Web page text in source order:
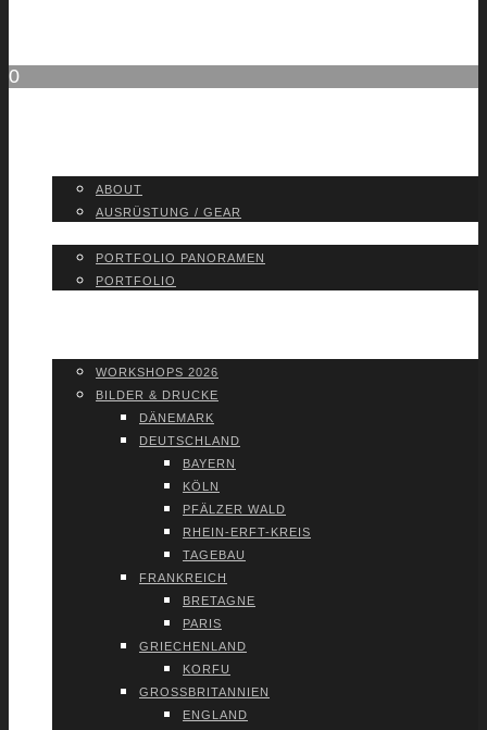
0
ABOUT
AUS­RÜS­TUNG / GEAR
PORT­FO­LIO PAN­ORA­MEN
PORT­FO­LIO
WORK­SHOPS 2026
BIL­DER & DRU­CKE
DÄNE­MARK
DEUTSCH­LAND
BAY­ERN
KÖLN
PFÄL­ZER WALD
RHEIN-ERFT-KREIS
TAGE­BAU
FRANK­REICH
BRE­TA­GNE
PARIS
GRIE­CHEN­LAND
KOR­FU
GROSS­BRI­TAN­NI­EN
ENG­LAND